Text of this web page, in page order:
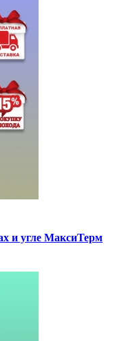
и угле МаксиТерм